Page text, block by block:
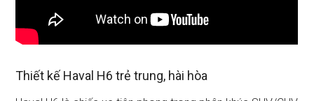
Thiết kế Haval H6 trẻ trung, hài hòa